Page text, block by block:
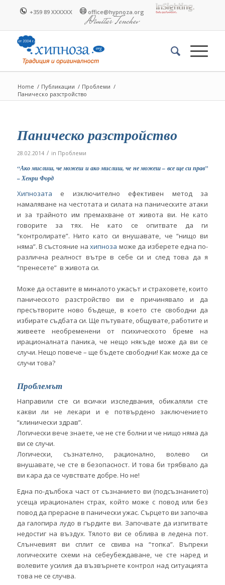
+359 89 XXXXXX office@hypnoza.org
Home / Публикации / Проблеми /
Паническо разстройство
Паническо разстройство
28.02.2014 / in Проблеми
“Ако мислиш, че можеш и ако мислиш, че не можеш – все ще си прав”
– Хенри Форд
Хипнозата е изключително ефективен метод за
намаляване на честотата и силата на паническите атаки
и за трайното им премахване от живота ви. Не като
говорите за тях. Не като се опитвате да ги
“контролирате”. Нито като си внушавате, че “нищо ви
няма”. В състояние нахипноза може да изберете една по-
различна реалност вътре в себе си и след това да я
“пренесете” в живота си.
Може да оставите в миналото ужасът и страховете, които
паническото разстройство ви е причинявало и да
пресътворите ново бъдеще, в което сте свободни да
избирате съдбата си. Ще пътувате, общувате, работите и
живеете необременени от психическото бреме на
ирационалната паника, че нещо някъде може да ви се
случи. Нещо повече – ще бъдете свободни! Как може да се
случи това?
Проблемът
Направили сте си всички изследвания, обикаляли сте
какви ли не лекари и е потвърдено заключението
“клинически здрав”.
Логически вече знаете, че не сте болни и че нищо няма да
ви се случи.
Логически, съзнателно, рационално, волево си
внушавате, че сте в безопасност. И това би трябвало да
ви кара да се чувствате добре. Но не!
Една по-дълбока част от съзнанието ви (подсъзнанието)
усеща ирационален страх, който може с повод или без
повод да прерасне в панически ужас. Сърцето ви започва
да галопира лудо в гърдите ви. Започвате да изпитвате
недостиг на въздух. Тялото ви се облива в ледена пот.
Слънчевият ви сплит се свива на “топка”. Въпреки
логическите схеми на себеубеждаване, че сте наред и
волевите усилия да възвърнете контрол над ситуацията
това не се случва.